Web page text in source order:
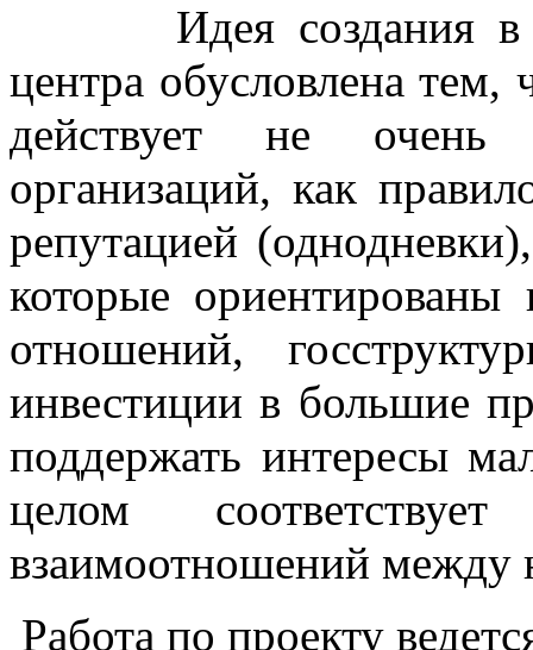
Идея создания в
центра обусловлена
действует не очень
организаций, как
репутацией
которые
отношений,
инвестиции в большие
поддержать интересы
целом
взаимоотношений между
Работа по проекту